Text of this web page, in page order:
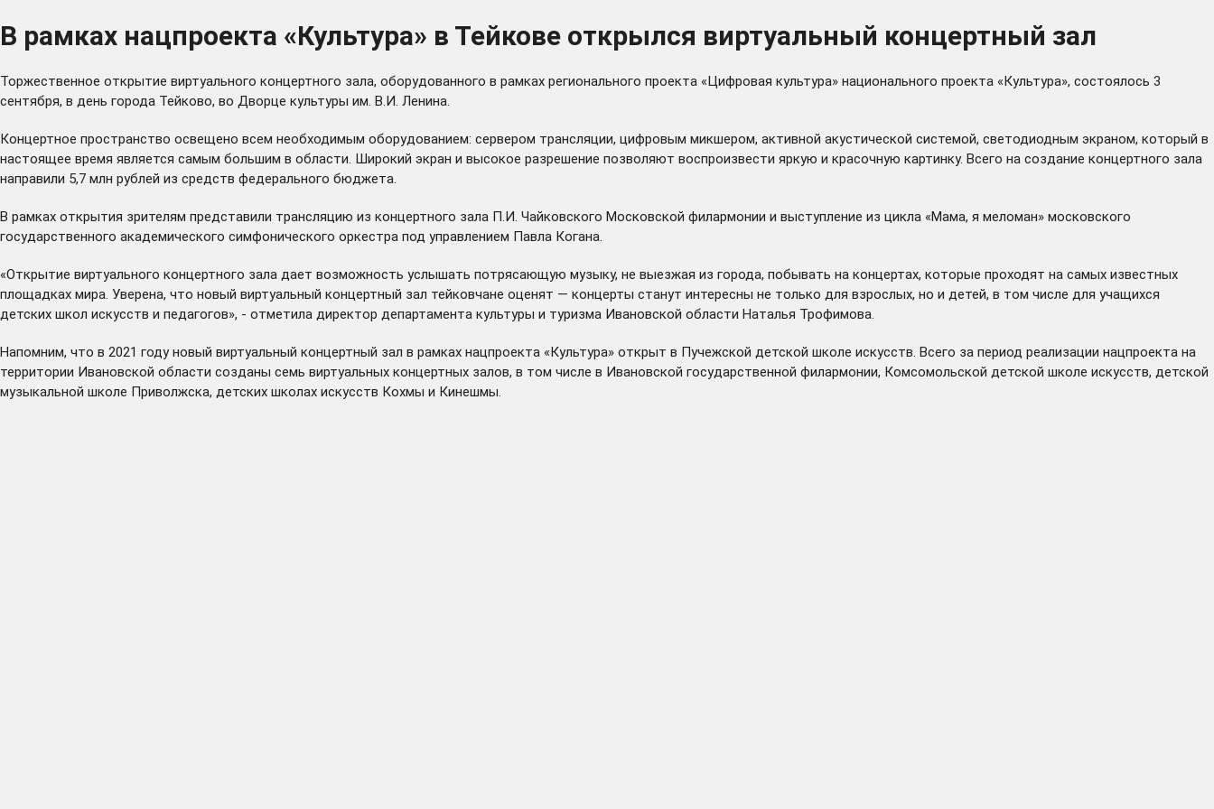
В рамках нацпроекта «Культура» в Тейкове открылся виртуальный концертный зал
Торжественное открытие виртуального концертного зала, оборудованного в рамках регионального проекта «Цифровая культура» национального проекта «Культура», состоялось 3
сентября, в день города Тейково, во Дворце культуры им. В.И. Ленина.
Концертное пространство освещено всем необходимым оборудованием: сервером трансляции, цифровым микшером, активной акустической системой, светодиодным экраном, который в
настоящее время является самым большим в области. Широкий экран и высокое разрешение позволяют воспроизвести яркую и красочную картинку. Всего на создание концертного зала
направили 5,7 млн рублей из средств федерального бюджета.
В рамках открытия зрителям представили трансляцию из концертного зала П.И. Чайковского Московской филармонии и выступление из цикла «Мама, я меломан» московского
государственного академического симфонического оркестра под управлением Павла Когана.
«Открытие виртуального концертного зала дает возможность услышать потрясающую музыку, не выезжая из города, побывать на концертах, которые проходят на самых известных
площадках мира. Уверена, что новый виртуальный концертный зал тейковчане оценят — концерты станут интересны не только для взрослых, но и детей, в том числе для учащихся
детских школ искусств и педагогов», - отметила директор департамента культуры и туризма Ивановской области Наталья Трофимова.
Напомним, что в 2021 году новый виртуальный концертный зал в рамках нацпроекта «Культура» открыт в Пучежской детской школе искусств. Всего за период реализации нацпроекта на
территории Ивановской области созданы семь виртуальных концертных залов, в том числе в Ивановской государственной филармонии, Комсомольской детской школе искусств, детской
музыкальной школе Приволжска, детских школах искусств Кохмы и Кинешмы.